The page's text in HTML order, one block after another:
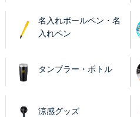
名入れボールペン・名
入れペン
タンブラー・ボトル
涼感グッズ